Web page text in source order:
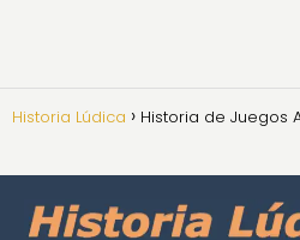
Historia Lúdica Historia de Juegos